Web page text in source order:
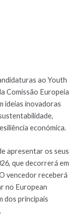
ao Youth
Comissão Europeia
ideias inovadoras
económica.
apresentar os seus
que decorrerá em
vencedor receberá
no European
dos principais